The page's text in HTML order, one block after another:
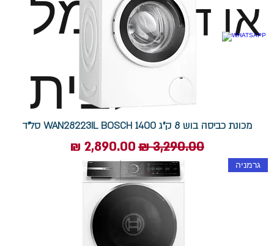
או דגם
לבית
מכונת כביסה בוש 8 ק"ג WAN28223IL BOSCH 1400 סל"ד
מחיר רגיל מחיר מבצע
גרמניה